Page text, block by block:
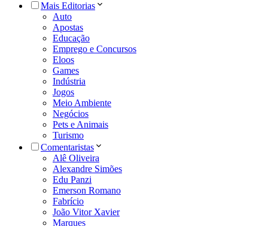
Mais Editorias
Auto
Apostas
Educação
Emprego e Concursos
Eloos
Games
Indústria
Jogos
Meio Ambiente
Negócios
Pets e Animais
Turismo
Comentaristas
Alê Oliveira
Alexandre Simões
Edu Panzi
Emerson Romano
Fabrício
João Vitor Xavier
Marques